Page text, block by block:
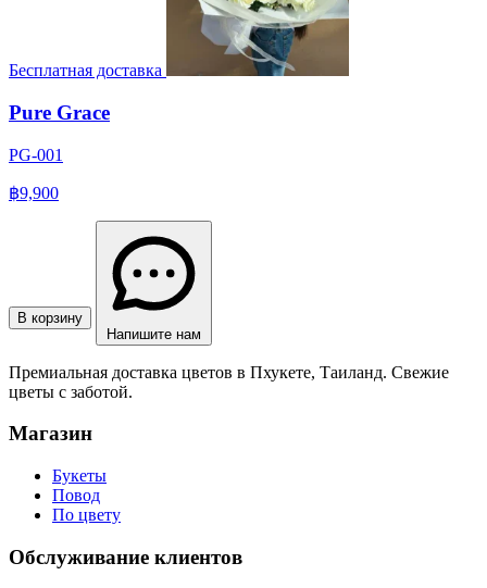
Бесплатная доставка
Pure Grace
PG-001
฿9,900
В корзину
Напишите нам
Премиальная доставка цветов в Пхукете, Таиланд. Свежие
цветы с заботой.
Магазин
Букеты
Повод
По цвету
Обслуживание клиентов